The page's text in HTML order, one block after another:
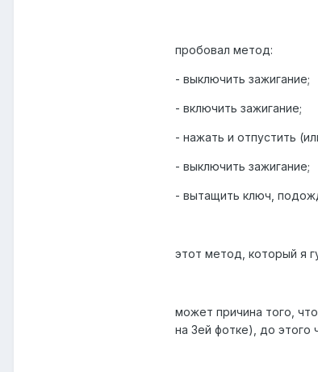
пробовал метод:
- выключить зажигание;
- включить зажигание;
- нажать и отпустить
- выключить зажигание;
- вытащить ключ,
этот метод, который я
может причина того,
на 3ей фотке), до этого